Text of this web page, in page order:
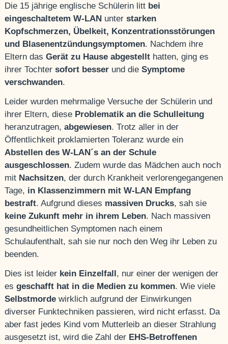
Die 15 jährige englische Schülerin litt bei
eingeschaltetem W-LAN unter starken
Kopfschmerzen, Übelkeit, Konzentrationsstörungen
und Blasenentzündungsymptomen. Nachdem ihre
Eltern dasGerät zu Hause abgestellt hatten, ging es
ihrer Tochter sofort besser und dieSymptome
verschwanden.
Leider wurden mehrmalige Versuche der Schülerin und
ihrer Eltern, diese Problematik an die Schulleitung
heranzutragen,abgewiesen. Trotz aller in der
Öffentlichkeit proklamierten Toleranz wurde ein
Abstellen des W-LAN´s an der Schule
ausgeschlossen. Zudem wurde das Mädchen auch noch
mit Nachsitzen, der durch Krankheit verlorengegangenen
Tage, in Klassenzimmern mit W-LAN Empfang
bestraft. Aufgrund dieses massiven Drucks, sah sie
keine Zukunft mehr in ihrem Leben. Nach massiven
gesundheitlichen Symptomen nach einem
Schulaufenthalt, sah sie nur noch den Weg ihr Leben zu
beenden.
Dies ist leider kein Einzelfall , nur einer der wenigen der
esgeschafft hat in die Medien zu kommen. Wie viele
Selbstmorde wirklich aufgrund der Einwirkungen
diverser Funktechniken passieren, wird nicht erfasst. Da
aber fast jedes Kind vom Mutterleib an dieser Strahlung
ausgesetzt ist, wird die Zahl der EHS-Betroffenen